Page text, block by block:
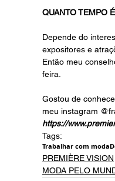
QUANTO TEMPO
Depende do
expositores e
Então meu
feira.
Gostou de
meu instagram
https://
Tags:
Trabalhar com moda
PREMIÈRE VISION
MODA PELO